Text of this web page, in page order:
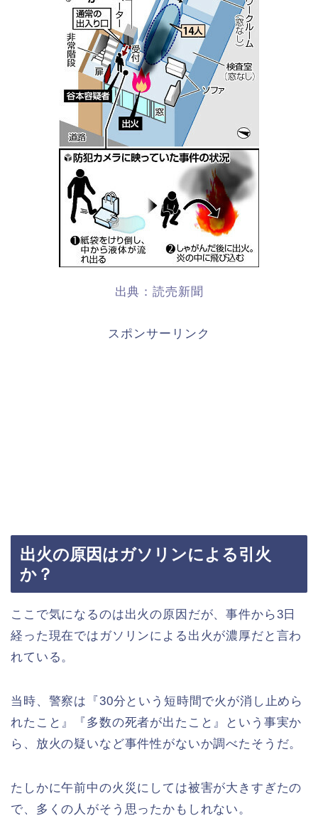
出典：読売新聞
スポンサーリンク
出火の原因はガソリンによる引火
か？
ここで気になるのは出火の原因だが、事件から3日
経った現在ではガソリンによる出火が濃厚だと言わ
れている。
当時、警察は『30分という短時間で火が消し止めら
れたこと』『多数の死者が出たこと』という事実か
ら、放火の疑いなど事件性がないか調べたそうだ。
たしかに午前中の火災にしては被害が大きすぎたの
で、多くの人がそう思ったかもしれない。